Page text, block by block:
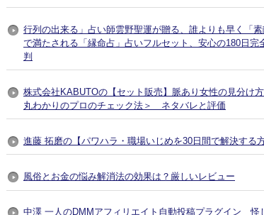
行列の出来る」占い師雲野聖運が贈る、誰よりも早く「
で満たされる「縁命占」占いフルセット、安心の180日
判
株式会社KABUTOの【セット販売】脈あり女性の見分け
丸わかりのプロのチェック法＞ ネタバレと評価
進藤 拓磨の【パワハラ・職場いじめを30日間で解決す
風俗とお金の悩み解消法の効果は？厳しいレビュー
中澤 一人のDMMアフィリエイト自動投稿プラグイン 怪